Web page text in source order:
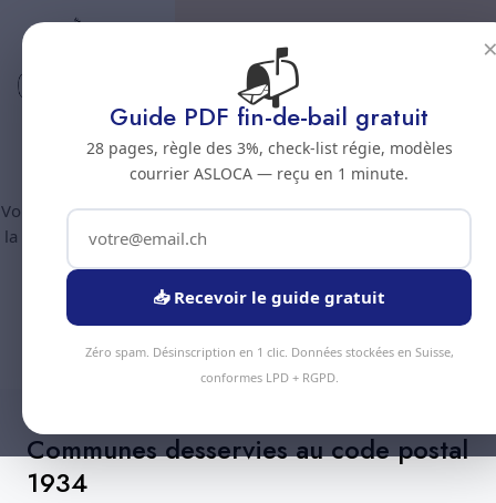
Code postal 1934
Nettoyage professionnel -
Code postal 1934
Vous êtes au code postal1934? Chez Nous Clean intervient dans
la commune de :Bagnes(canton Valais). Plus de 90 prestations
disponibles, devis gratuit sous 24h.
Devis Instantané +41 78 319 32 82
Communes desservies au code postal
1934
📬
Guide PDF fin-de-bail gratuit
28 pages, règle des 3%, check-list régie, modèles
courrier ASLOCA — reçu en 1 minute.
📥 Recevoir le guide gratuit
Zéro spam. Désinscription en 1 clic. Données stockées en Suisse,
conformes LPD + RGPD.